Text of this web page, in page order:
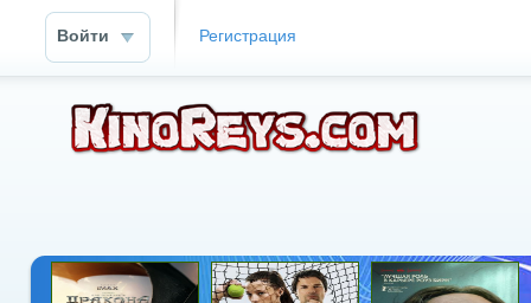
Войти Регистрация